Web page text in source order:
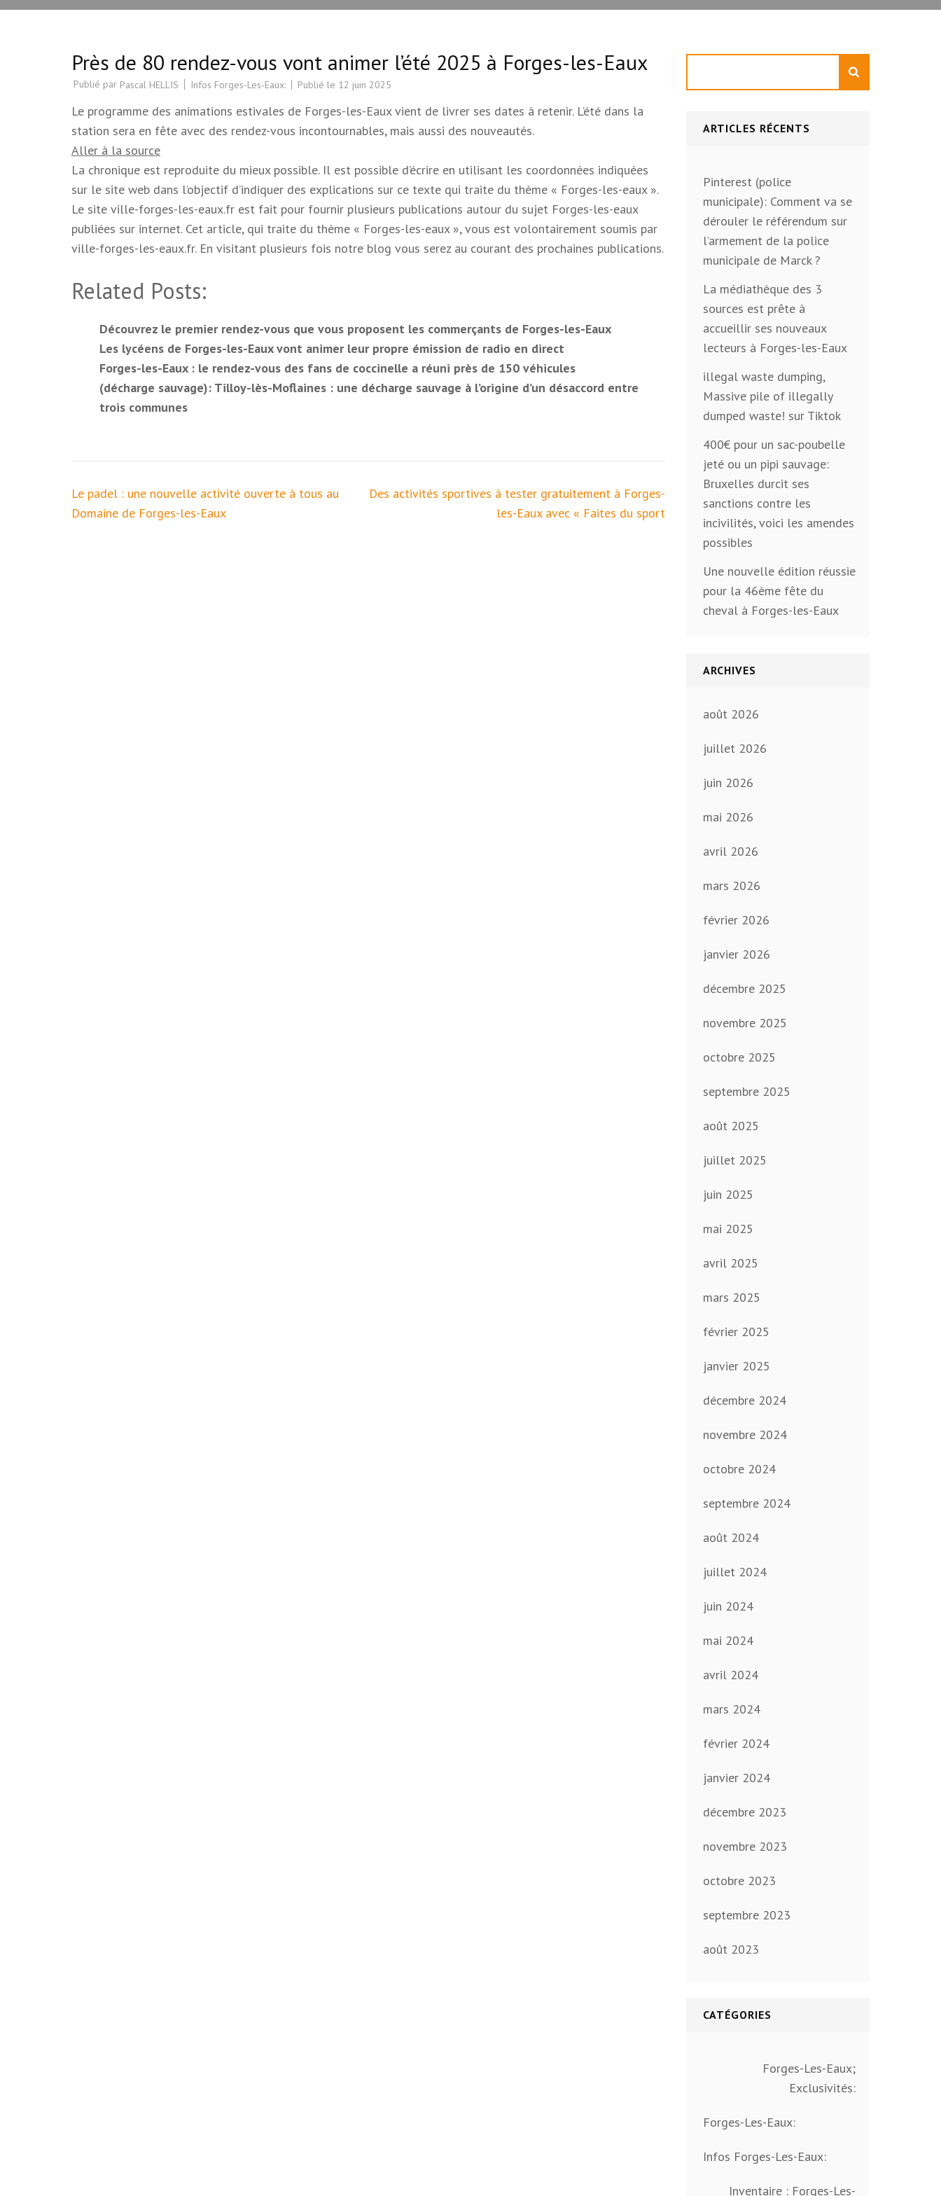
Près de 80 rendez-vous vont animer l’été 2025 à Forges-les-Eaux
Publié par Pascal HELLIS Infos Forges-Les-Eaux: Publié le 12 juin 2025
Le programme des animations estivales de Forges-les-Eaux vient de livrer ses dates à retenir. L’été dans la
station sera en fête avec des rendez-vous incontournables, mais aussi des nouveautés.
Aller à la source
La chronique est reproduite du mieux possible. Il est possible d’écrire en utilisant les coordonnées indiquées
sur le site web dans l’objectif d’indiquer des explications sur ce texte qui traite du thème « Forges-les-eaux ».
Le site ville-forges-les-eaux.fr est fait pour fournir plusieurs publications autour du sujet Forges-les-eaux
publiées sur internet. Cet article, qui traite du thème « Forges-les-eaux », vous est volontairement soumis par
ville-forges-les-eaux.fr. En visitant plusieurs fois notre blog vous serez au courant des prochaines publications.
Related Posts:
Découvrez le premier rendez-vous que vous proposent les commerçants de Forges-les-Eaux
Les lycéens de Forges-les-Eaux vont animer leur propre émission de radio en direct
Forges-les-Eaux : le rendez-vous des fans de coccinelle a réuni près de 150 véhicules
(décharge sauvage): Tilloy-lès-Moflaines : une décharge sauvage à l’origine d’un désaccord entre
trois communes
Navigation
de
Le padel : une nouvelle activité ouverte à tous au
Domaine de Forges-les-Eaux
Des activités sportives à tester gratuitement à Forges-
les-Eaux avec « Faites du sport
ARTICLES RÉCENTS
Pinterest (police
municipale): Comment va se
dérouler le référendum sur
l’armement de la police
municipale de Marck ?
La médiathèque des 3
sources est prête à
accueillir ses nouveaux
lecteurs à Forges-les-Eaux
illegal waste dumping,
Massive pile of illegally
dumped waste! sur Tiktok
400€ pour un sac-poubelle
jeté ou un pipi sauvage:
Bruxelles durcit ses
sanctions contre les
incivilités, voici les amendes
possibles
Une nouvelle édition réussie
pour la 46ème fête du
cheval à Forges-les-Eaux
ARCHIVES
août 2026
juillet 2026
juin 2026
mai 2026
avril 2026
mars 2026
février 2026
janvier 2026
décembre 2025
novembre 2025
octobre 2025
septembre 2025
août 2025
juillet 2025
juin 2025
mai 2025
avril 2025
mars 2025
février 2025
janvier 2025
décembre 2024
novembre 2024
octobre 2024
septembre 2024
août 2024
juillet 2024
juin 2024
mai 2024
avril 2024
mars 2024
février 2024
janvier 2024
décembre 2023
novembre 2023
octobre 2023
septembre 2023
août 2023
CATÉGORIES
Forges-Les-Eaux;
Exclusivités:
Forges-Les-Eaux:
Infos Forges-Les-Eaux:
Inventaire : Forges-Les-